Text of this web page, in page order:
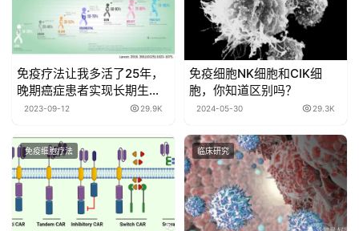
免疫疗法让我多活了25年，
晚期癌症患者实现长期生存
并非遥不可及！
2023-09-12 29.9K
免疫细胞NK细胞和CIK细
胞，你知道区别吗？
2024-05-30 29.3K
免疫细胞疗法 临床研究